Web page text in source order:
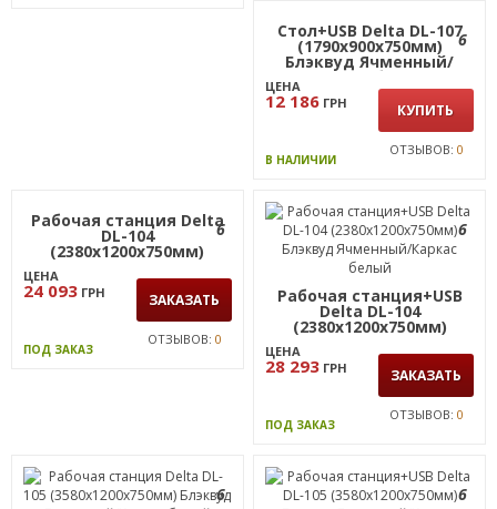
Стол+USB Delta DL-107
(1790х900х750мм)
Блэквуд Ячменный/
Каркас белый
ЦЕНА
КУПИТЬ
Рабочая станция Delta
DL-104
(2380х1200х750мм)
Блэквуд Ячменный/
Каркас белый
ЦЕНА
ЗАКАЗАТЬ Рабочая станция+USB
Delta DL-104
(2380х1200х750мм)
Блэквуд Ячменный/
Каркас белый
ЦЕНА
ЗАКАЗАТЬ